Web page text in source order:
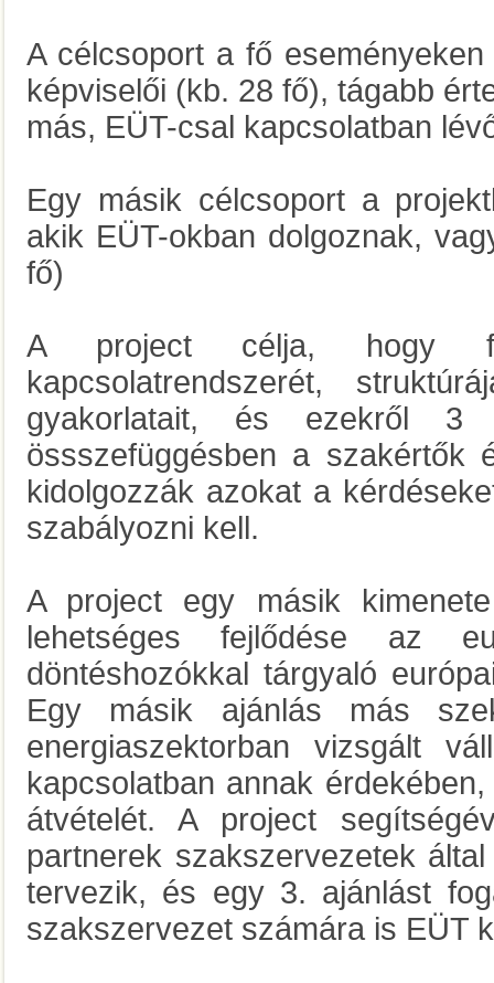
A célcsoport a fő
képviselői (kb. 28 fő), tágabb
más, EÜT-csal kapcsolatban
Egy másik célcsoport a
akik EÜT-okban dolgoznak,
fő)
A project célja, hogy
kapcsolatrendszerét,
gyakorlatait, és ezekről 3
össszefüggésben a szakértők
kidolgozzák azokat a
szabályozni kell.
A project egy másik
lehetséges fejlődése az
döntéshozókkal tárgyaló
Egy másik ajánlás más
energiaszektorban vizsgált
kapcsolatban annak
átvételét. A project
partnerek szakszervezetek
tervezik, és egy 3. ajánlást
szakszervezet számára is EÜT